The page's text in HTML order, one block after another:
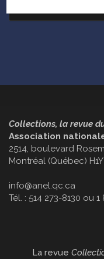
Collections, la revue
Association
2514, boulevard
Montréal (Québec) H1Y
info@anel.qc.ca
Tél. : 514 273-8130 ou
La revue